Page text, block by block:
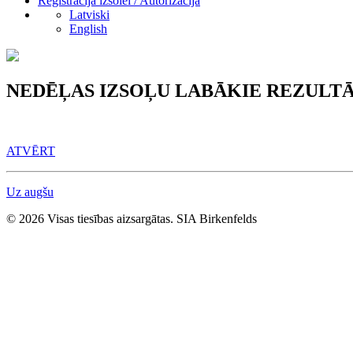
Latviski
English
NEDĒĻAS IZSOĻU LABĀKIE
ATVĒRT
Uz augšu
© 2026 Visas tiesības aizsargātas. SIA Birkenfelds